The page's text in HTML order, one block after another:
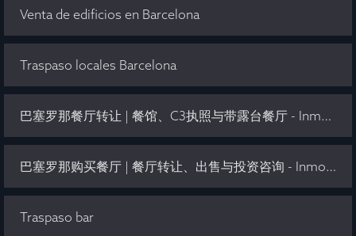
Venta de edificios en Barcelona
Traspaso locales Barcelona
巴塞罗那餐厅转让 | 餐馆、C3执照与带露台餐厅 - Inmo Olaya
巴塞罗那购买餐厅 | 餐厅转让、出售与投资咨询 - Inmo Olaya
Traspaso bar